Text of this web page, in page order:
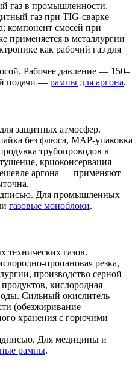
газ в промышленности.
газ при TIG-сварке
компонент смесей при
применяется в металлургии
как рабочий газ для
Рабочее давление — 150–
подачи — рампы для аргона.
защитных атмосфер.
без флюса, MAP-упаковка
трубопроводов в
криоконсервация
аргона — применяют
Для промышленных
газовые моноблоки.
технических газов.
пропановая резка,
производство серной
кислородная
Сильный окислитель —
(обезжиривание
хранения с горючими
Для медицины и
рампы.